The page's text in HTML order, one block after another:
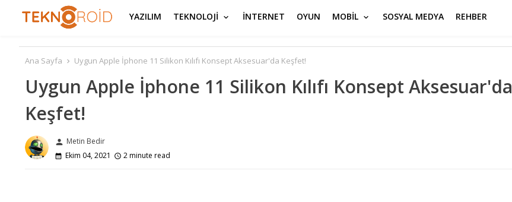
YAZILIM TEKNOLOJİ İNTERNET OYUN MOBİL SOSYAL MEDYA REHBER
Ana Sayfa Uygun Apple İphone 11 Silikon Kılıfı Konsept Aksesuar'da Keşfet!
Uygun Apple İphone 11 Silikon Kılıfı Konsept Aksesuar'da
Keşfet!
person Metin Bedir
Ekim 04, 2021
2 minute read